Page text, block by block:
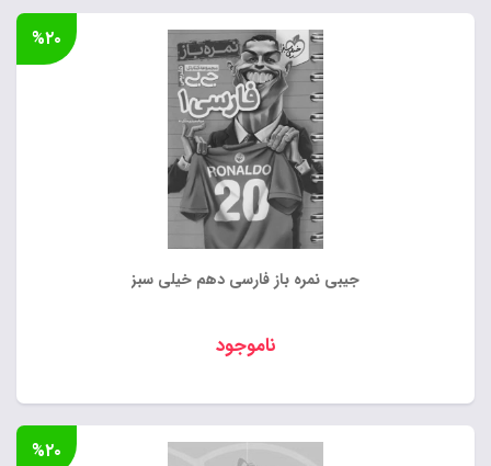
۹۹,۰۰۰ تومان
بود.
فعلی:
۷۹,۲۰۰ تومان.
جیبی نمره باز فارسی دهم خیلی سبز
ناموجود
%۲۰
%۲۰